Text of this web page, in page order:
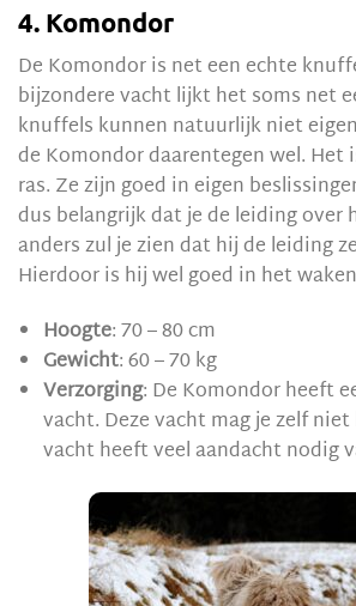
4. Komondor
De Komondor is net een echte
bijzondere vacht lijkt het soms net
knuffels kunnen natuurlijk niet
de Komondor daarentegen wel. Het
ras. Ze zijn goed in eigen
dus belangrijk dat je de leiding over
anders zul je zien dat hij de leiding
Hierdoor is hij wel goed in het
Hoogte: 70 – 80 cm
Gewicht: 60 – 70 kg
Verzorging: De Komondor heeft
vacht. Deze vacht mag je zelf
vacht heeft veel aandacht nodig